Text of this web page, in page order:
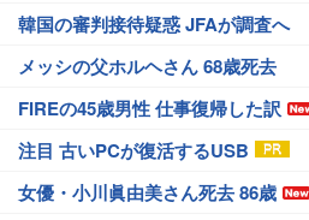
韓国の審判接待疑惑 JFAが調査へ
メッシの父ホルヘさん 68歳死去
FIREの45歳男性 仕事復帰した訳
注目 古いPCが復活するUSB
女優・小川眞由美さん死去 86歳